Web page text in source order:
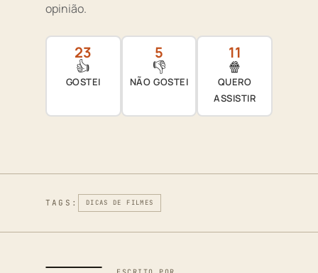
opinião.
23
👍
GOSTEI
5
👎
NÃO GOSTEI
11
🍿
QUERO
ASSISTIR
TAGS: DICAS DE FILMES